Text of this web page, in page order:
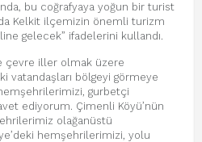
bu coğrafyaya yoğun bir turist
Kelkit ilçemizin önemli turizm
gelecek” ifadelerini kullandı.
çevre iller olmak üzere
vatandaşları bölgeyi görmeye
gurbetçi
ediyorum. Çimenli Köyü’nün
olağanüstü
hemşehrilerimizi, yolu